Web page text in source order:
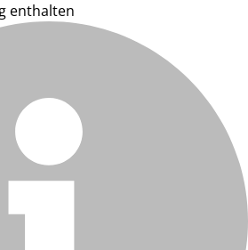
enthalten